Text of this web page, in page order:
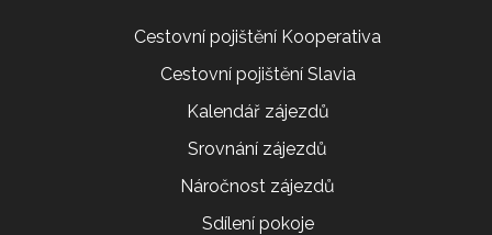
Cestovní pojištění Kooperativa
Cestovní pojištění Slavia
Kalendář zájezdů
Srovnání zájezdů
Náročnost zájezdů
Sdílení pokoje